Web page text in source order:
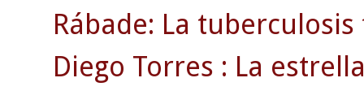
Rábade: La
Diego Torres : La